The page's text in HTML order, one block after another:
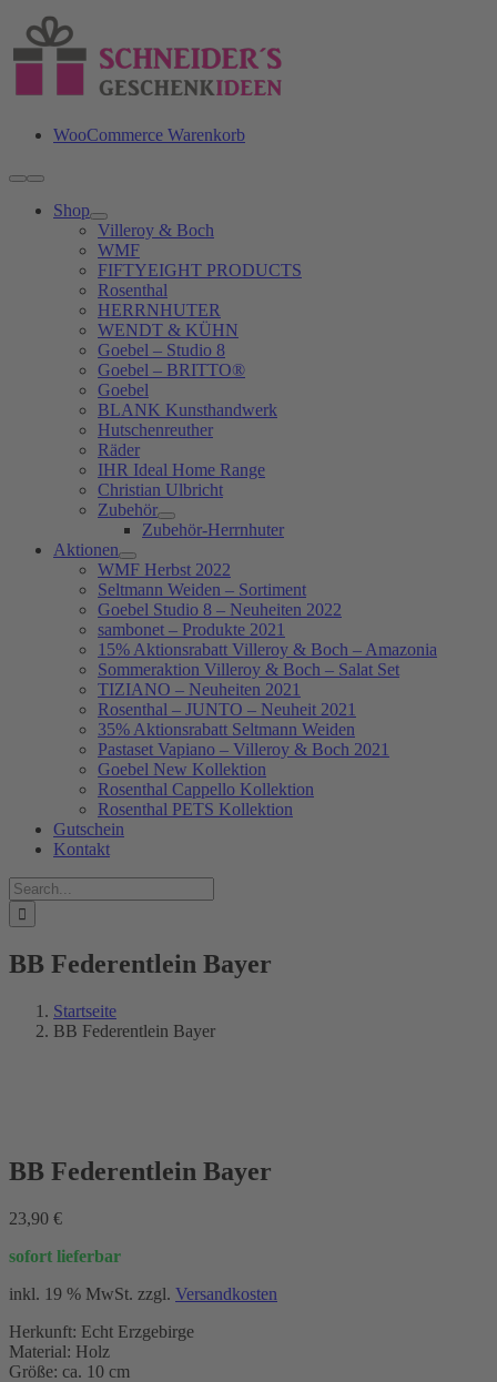
Inhalt
springen
WooCommerce Warenkorb
Toggle
Navigation
Shop
Villeroy & Boch
WMF
FIFTYEIGHT PRODUCTS
Rosenthal
HERRNHUTER
WENDT & KÜHN
Goebel – Studio 8
Goebel – BRITTO®
Goebel
BLANK Kunsthandwerk
Hutschenreuther
Räder
IHR Ideal Home Range
Christian Ulbricht
Zubehör
Zubehör-Herrnhuter
Aktionen
WMF Herbst 2022
Seltmann Weiden – Sortiment
Goebel Studio 8 – Neuheiten 2022
sambonet – Produkte 2021
15% Aktionsrabatt Villeroy & Boch – Amazonia
Sommeraktion Villeroy & Boch – Salat Set
TIZIANO – Neuheiten 2021
Rosenthal – JUNTO – Neuheit 2021
35% Aktionsrabatt Seltmann Weiden
Pastaset Vapiano – Villeroy & Boch 2021
Goebel New Kollektion
Rosenthal Cappello Kollektion
Rosenthal PETS Kollektion
Gutschein
Kontakt
Suche
nach:
BB Federentlein Bayer
Startseite
BB Federentlein Bayer
BB Federentlein Bayer
23,90 €
sofort lieferbar
inkl. 19 % MwSt. zzgl. Versandkosten
Herkunft: Echt Erzgebirge
Material: Holz
Größe: ca. 10 cm